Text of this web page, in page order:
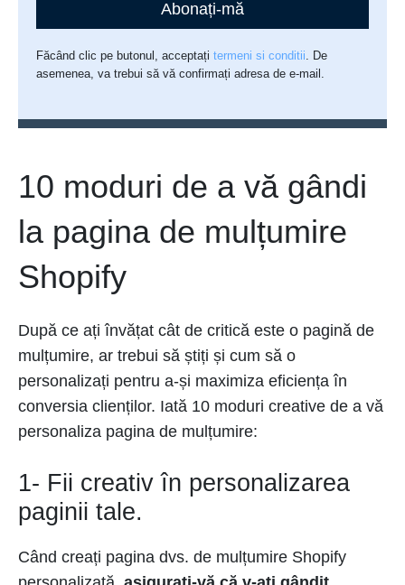
Abonați-mă
Făcând clic pe butonul, acceptațitermeni si conditii . De
asemenea, va trebui să vă confirmați adresa de e-mail.
10 moduri de a vă gândi
la pagina de mulțumire
Shopify
După ce ați învățat cât de critică este o pagină de
mulțumire, ar trebui să știți și cum să o
personalizați pentru a-și maximiza eficiența în
conversia clienților. Iată 10 moduri creative de a vă
personaliza pagina de mulțumire:
1- Fii creativ în personalizarea
paginii tale.
Când creați pagina dvs. de mulțumire Shopify